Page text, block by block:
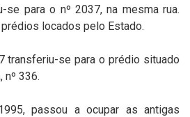
se para o nº 2037, na mesma rua.
locados pelo Estado.
transferiu-se para o prédio situado
nº 336.
passou a ocupar as antigas